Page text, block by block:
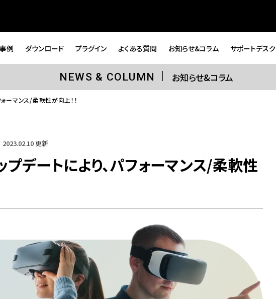
例 ダウンロード プラグイン よくある質問 お知らせ&コラム サポートデスク
NEWS & COLUMN お知らせ&コラム
ーマンス/柔軟性が向上！！
2023.02.10 更新
デートにより、パフォーマンス/柔軟性